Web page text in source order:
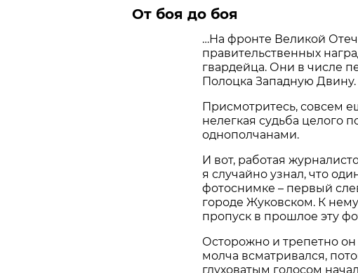
От боя до боя
…На фронте Великой
правительственных
гвардейца. Они в числе
Полоцка Западную Двину.
Присмотритесь, совсем
нелегкая судьба целого
однополчанами.
И вот, работая
я случайно узнал, что
фотоснимке – первый
городе Жуковском. К нему
пропуск в прошлое эту
Осторожно и трепетно
молча всматривался,
глуховатым голосом